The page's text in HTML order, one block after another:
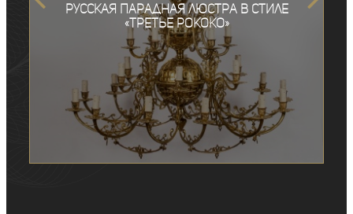
Русская парадная люстра в стиле
«третье рококо»